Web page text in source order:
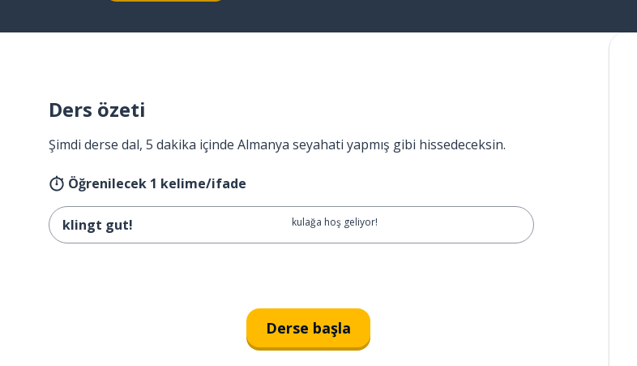
Ders özeti
Şimdi derse dal, 5 dakika içinde Almanya seyahati yapmış gibi hissedeceksin.
Öğrenilecek 1 kelime/ifade
klingt gut! kulağa hoş geliyor!
Derse başla